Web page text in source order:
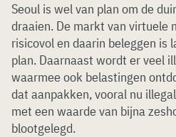
Seoul is wel van plan om de
draaien. De markt van virtuele
risicovol en daarin beleggen is
plan. Daarnaast wordt er veel
waarmee ook belastingen
dat aanpakken, vooral nu
met een waarde van bijna
blootgelegd.